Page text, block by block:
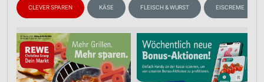
CLEVER SPAREN KÄSE FLEISCH & WURST EISCREME